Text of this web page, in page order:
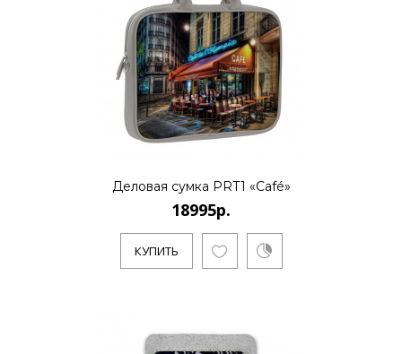
Деловая сумка PRT1 «Café»
18995р.
КУПИТЬ